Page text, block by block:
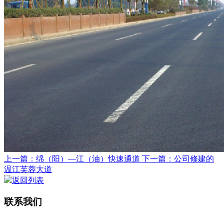
上一篇：绵（阳）—江（油）快速通道 下一篇：公司修建的
温江芙蓉大道
返回列表
联系我们